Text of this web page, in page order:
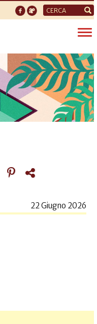
Form
di
ricerca
22 Giugno 2026